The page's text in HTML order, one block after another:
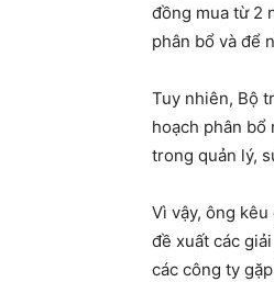
đồng mua từ 2
phân bổ và để
Tuy nhiên, Bộ
hoạch phân
trong quản lý,
Vì vậy, ông
đề xuất các
các công ty